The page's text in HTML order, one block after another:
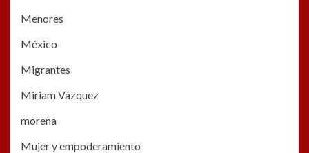
Menores
México
Migrantes
Miriam Vázquez
morena
Mujer y empoderamiento